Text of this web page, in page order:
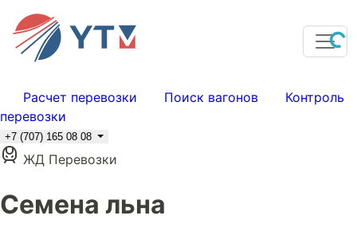
Расчет перевозки Поиск вагонов
Контроль
перевозки
+7 (707) 165 08 08
ЖД Перевозки
Семена льна